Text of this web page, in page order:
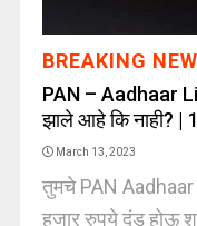
BREAKING
PAN – Aadhaar
झाले आहे कि नाही? |
March 13, 2023
तुमचे PAN Aadhaar
हजार रुपये दंड होऊ